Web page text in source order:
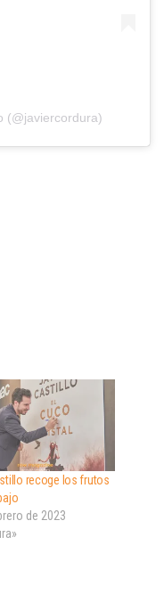
(@javiercordura)
recoge los frutos
de 2023